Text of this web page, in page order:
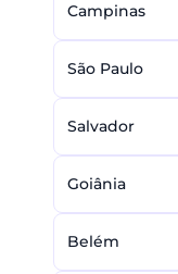
Campinas
São Paulo
Salvador
Goiânia
Belém